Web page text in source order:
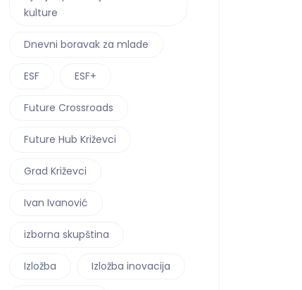
kulture
Dnevni boravak za mlade
ESF ESF+
Future Crossroads
Future Hub Križevci
Grad Križevci
Ivan Ivanović
izborna skupština
Izložba Izložba inovacija